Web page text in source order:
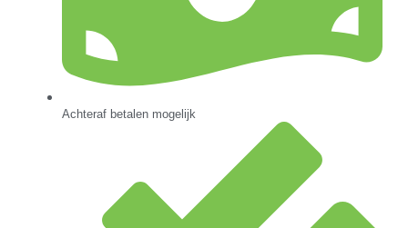
Achteraf betalen mogelijk